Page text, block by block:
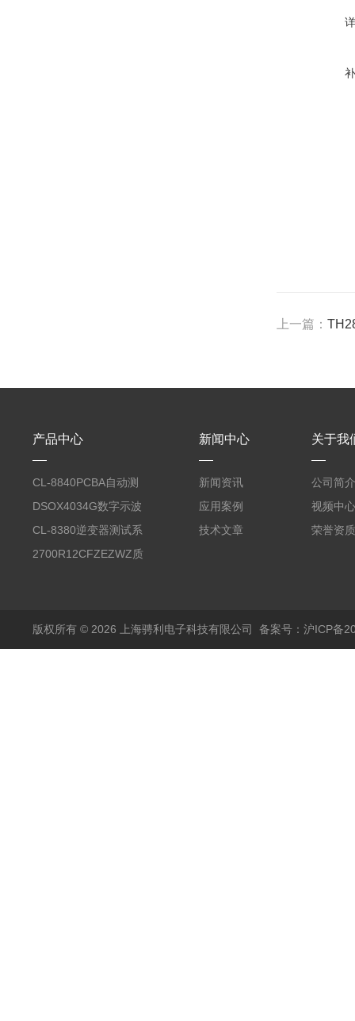
上一篇：
产品中心
CL-8840PCBA自动测
试台系统
DSOX4034G数字示波
器
CL-8380逆变器测试系
统台
2700R12CFZEZWZ质
新闻中心
新闻资讯
应用案例
技术文章
关于我
公司简介
视频中心
荣誉资质
版权所有 © 2026 上海骋利电子科技有限公司 备案号：沪ICP备